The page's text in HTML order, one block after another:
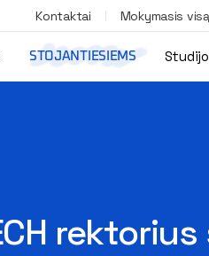
Kontaktai Mokymasis
STOJANTIESIEMS